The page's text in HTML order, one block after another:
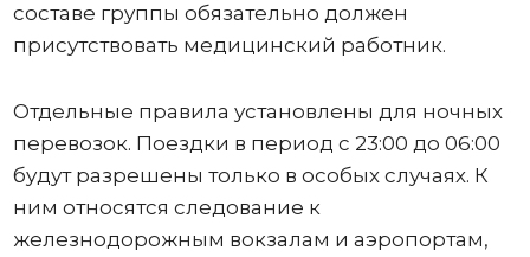
составе группы обязательно должен
присутствовать медицинский работник.
Отдельные правила установлены для ночных
перевозок. Поездки в период с 23:00 до 06:00
будут разрешены только в особых случаях. К
ним относятся следование к
железнодорожным вокзалам и аэропортам,